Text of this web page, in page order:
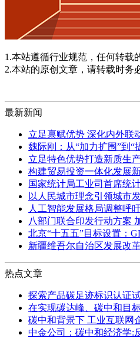
1.本站遵循行业规范，任何转载
2.本站的原创文章，请转载时务
最新新闻
立足禀赋优势 深化内外联
魏际刚：从“加力扩围”到“
立足特色优势打造新质生
构建贸易投资一体化发展
国家统计局工业司首席统
以人民城市理念引领城市
人工智能发展格局调整呼
八部门联合印发行动方案
北京“十五五”目标设置：
新疆维吾尔自治区发展改
热点文章
探索产品碳足迹标识认证
在实现碳达峰、碳中和目
碳中和背景下 工业互联网
中金公司：碳中和经济学: